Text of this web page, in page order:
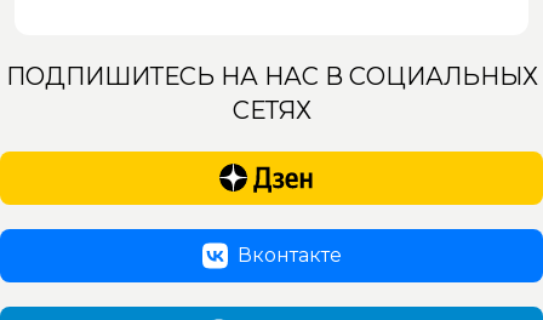
ПОДПИШИТЕСЬ НА НАС В СОЦИАЛЬНЫХ
СЕТЯХ
Вконтакте